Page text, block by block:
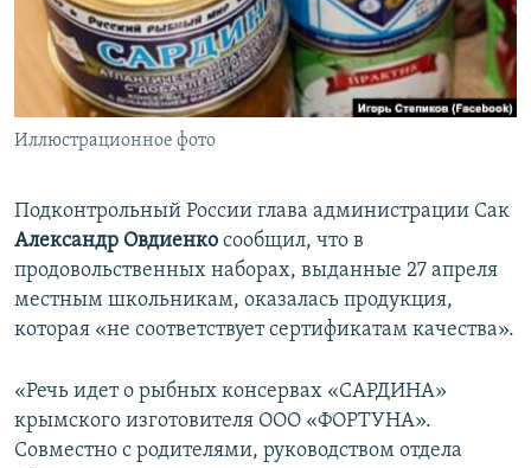
ПОБЕДИТЕЛЕЙ НЕ СУДЯТ?
КРЫМ.НЕПОКОРЕННЫЙ
ELIFBE
УКРАИНСКАЯ ПРОБЛЕМА КРЫМА
ПРИСОЕДИНЯЙТЕСЬ!
Иллюстрационное фото
Подконтрольный России глава администрации Сак
Александр Овдиенко сообщил, что в
продовольственных наборах, выданные 27 апреля
местным школьникам, оказалась продукция,
которая «не соответствует сертификатам качества».
«Речь идет о рыбных консервах «САРДИНА»
крымского изготовителя ООО «ФОРТУНА».
Совместно с родителями, руководством отдела